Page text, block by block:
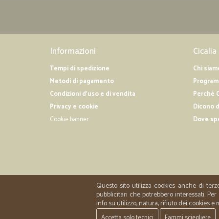
Informazioni
Tempi di spedizione
Metodi di pagamento
Condizioni d'uso e di vendita
Privacy e cookie
Cookie banner
Cicalia
Chi
Perché
Dicono
Dove
Questo sito utilizza cookies anche di
pubblicitari che potrebbero interessati.
info su utilizzo, natura, rifiuto dei cookies